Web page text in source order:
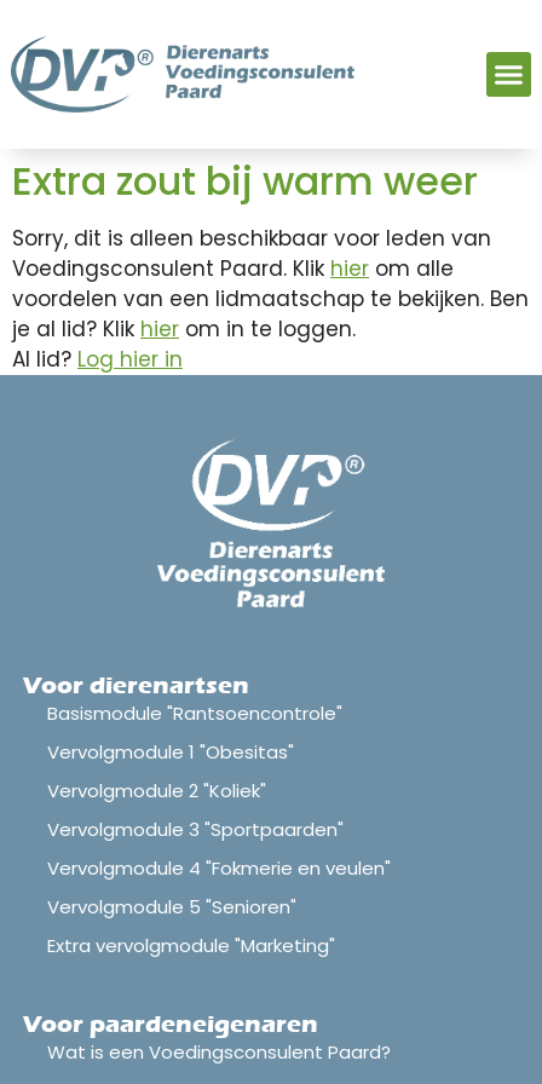
Extra zout bij warm weer
Sorry, dit is alleen beschikbaar voor leden van
Voedingsconsulent Paard. Klik hier om alle
voordelen van een lidmaatschap te bekijken. Ben
je al lid? Klik hier om in te loggen.
Al lid? Log hier in
Voor dierenartsen
Basismodule "Rantsoencontrole"
Vervolgmodule 1 "Obesitas"
Vervolgmodule 2 "Koliek"
Vervolgmodule 3 "Sportpaarden"
Vervolgmodule 4 "Fokmerie en veulen"
Vervolgmodule 5 "Senioren"
Extra vervolgmodule "Marketing"
Voor paardeneigenaren
Wat is een Voedingsconsulent Paard?